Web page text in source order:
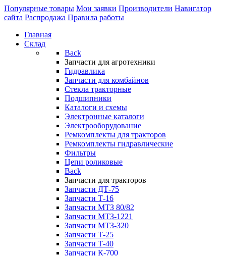
Популярные товары Мои заявки Производители Навигатор
сайта Распродажа Правила работы
Главная
Склад
Back
Запчасти для агротехники
Гидравлика
Запчасти для комбайнов
Стекла тракторные
Подшипники
Каталоги и схемы
Электронные каталоги
Электрооборудование
Ремкомплекты для тракторов
Ремкомплекты гидравлические
Фильтры
Цепи роликовые
Back
Запчасти для тракторов
Запчасти ДТ-75
Запчасти Т-16
Запчасти МТЗ 80/82
Запчасти МТЗ-1221
Запчасти МТЗ-320
Запчасти Т-25
Запчасти Т-40
Запчасти К-700